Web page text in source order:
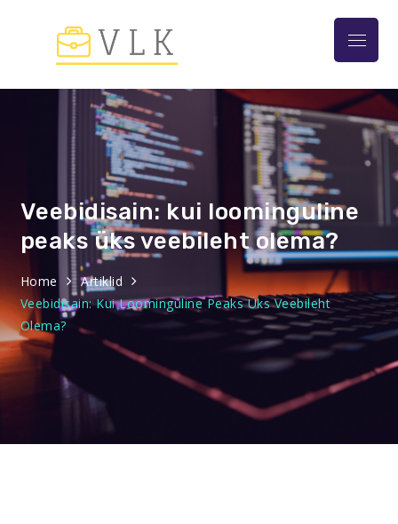
Loome ja
kultuur
Menu
Veebidisain: kui loominguline
peaks üks veebileht olema?
Home
Artiklid
Veebidisain: Kui Loominguline Peaks Üks Veebileht
Olema?